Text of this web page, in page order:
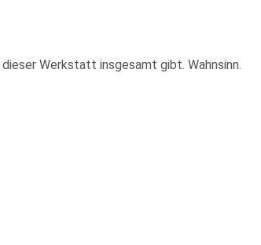
Werkstatt insgesamt gibt. Wahnsinn.